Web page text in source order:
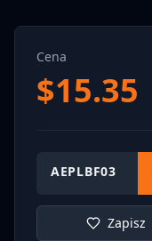
Cena
$15.35
AEPLBF03
Zapisz